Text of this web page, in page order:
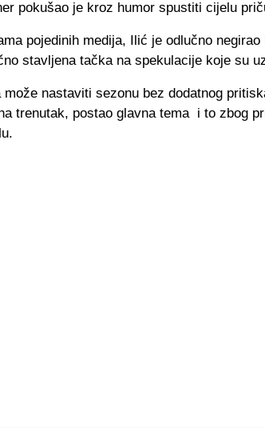
pokušao je kroz humor spustiti cijelu
pojedinih medija, Ilić je odlučno
stavljena tačka na spekulacije koje su
može nastaviti sezonu bez dodatnog
trenutak, postao glavna tema i to zbog